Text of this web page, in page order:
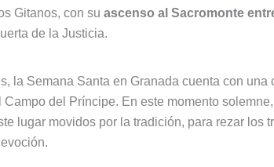
Gitanos, con su ascenso al Sacromonte
de la Justicia.
la Semana Santa en Granada cuenta con una
del Príncipe. En este momento
lugar movidos por la tradición, para rezar